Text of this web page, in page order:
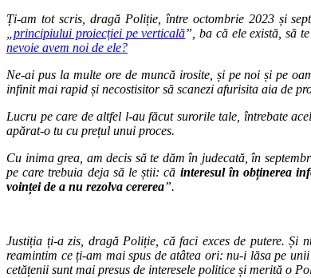
Ți-am tot scris, dragă Poliție, între octombrie 2023 și
„principiului proiecției pe verticală”, ba că ele există, să
nevoie avem noi de ele?
Ne-ai pus la multe ore de muncă irosite, și pe noi și pe
infinit mai rapid și necostisitor să scanezi afurisita aia de
Lucru pe care de altfel l-au făcut surorile tale, întrebate
apărat-o tu cu prețul unui proces.
Cu inima grea, am decis să te dăm în judecată, în
pe care trebuia deja să le știi: că interesul în obținerea
voinței de a nu rezolva cererea”.
Justiția ți-a zis, dragă Poliție, că faci exces de putere.
reamintim ce ți-am mai spus de atâtea ori: nu-i lăsa pe
cetățenii sunt mai presus de interesele politice și merită o